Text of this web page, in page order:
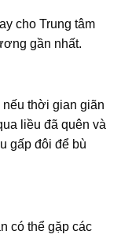
cho Trung tâm
gần nhất.
nếu thời gian giãn
liều đã quên và
gấp đôi để bù
có thể gặp các